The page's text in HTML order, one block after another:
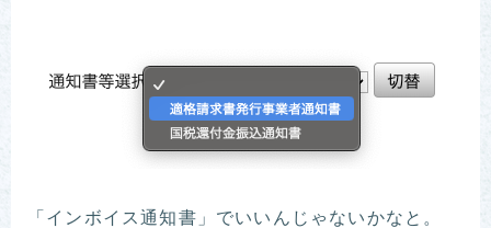
「インボイス通知書」でいいんじゃないかなと。